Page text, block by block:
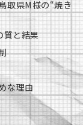
取県M様の“焼き
質と結果
な理由